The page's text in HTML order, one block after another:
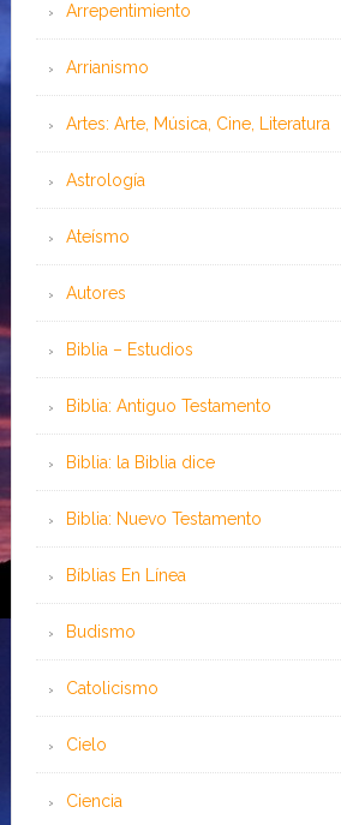
Arrepentimiento
Arrianismo
Artes: Arte, Música, Cine, Literatura
Astrología
Ateísmo
Autores
Biblia – Estudios
Biblia: Antiguo Testamento
Biblia: la Biblia dice
Biblia: Nuevo Testamento
Bíblias En Línea
Budismo
Catolicismo
Cielo
Ciencia